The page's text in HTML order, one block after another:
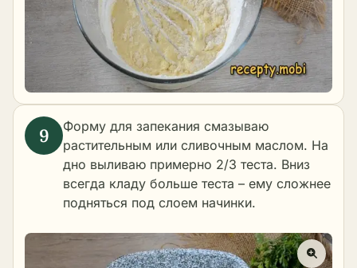
Форму для запекания смазываю
растительным или сливочным маслом. На
дно выливаю примерно 2/3 теста. Вниз
всегда кладу больше теста – ему сложнее
подняться под слоем начинки.